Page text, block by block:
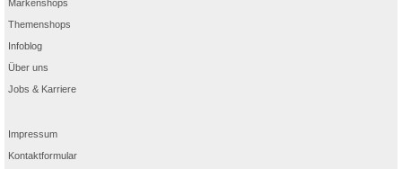
Markenshops
Themenshops
Infoblog
Über uns
Jobs & Karriere
Impressum
Kontaktformular